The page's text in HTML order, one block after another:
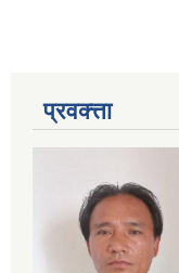
प्रवक्त्ता